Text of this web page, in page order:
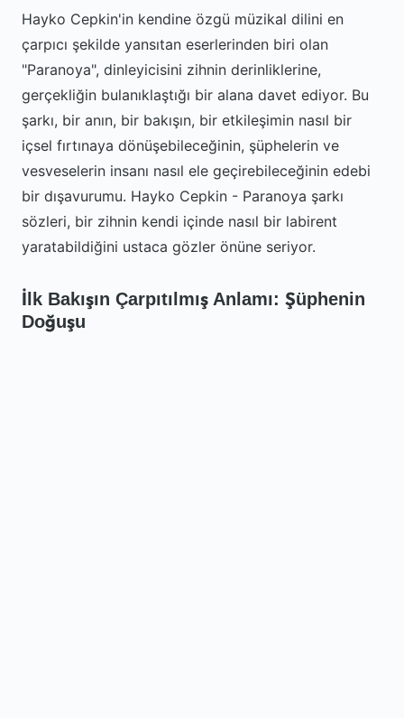
Hayko Cepkin'in kendine özgü müzikal dilini en
çarpıcı şekilde yansıtan eserlerinden biri olan
"Paranoya", dinleyicisini zihnin derinliklerine,
gerçekliğin bulanıklaştığı bir alana davet ediyor. Bu
şarkı, bir anın, bir bakışın, bir etkileşimin nasıl bir
içsel fırtınaya dönüşebileceğinin, şüphelerin ve
vesveselerin insanı nasıl ele geçirebileceğinin edebi
bir dışavurumu. Hayko Cepkin - Paranoya şarkı
sözleri, bir zihnin kendi içinde nasıl bir labirent
yaratabildiğini ustaca gözler önüne seriyor.
İlk Bakışın Çarpıtılmış Anlamı: Şüphenin
Doğuşu